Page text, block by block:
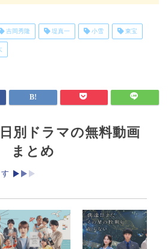
吉岡秀隆 堤真一 小雪 東宝
別ドラマの無料動画
まとめ